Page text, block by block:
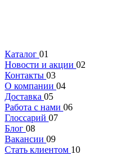
Каталог 01
Новости и акции 02
Контакты 03
О компании 04
Доставка 05
Работа с нами 06
Глоссарий 07
Блог 08
Вакансии 09
Стать клиентом 10